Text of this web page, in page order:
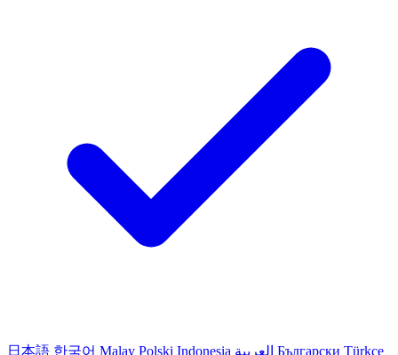
日本語 한국어 Malay Polski Indonesia العربية Български Türkçe